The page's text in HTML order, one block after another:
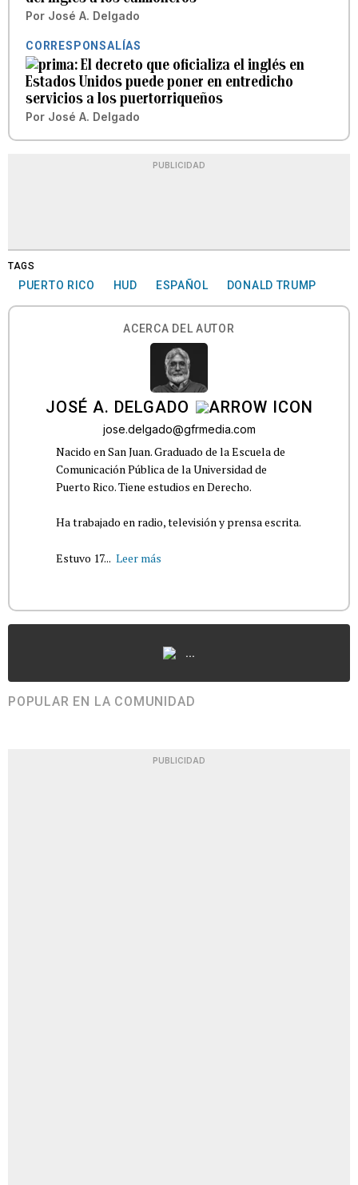
Por José A. Delgado
CORRESPONSALÍAS
El decreto que oficializa el inglés en
Estados Unidos puede poner en entredicho
servicios a los puertorriqueños
Por José A. Delgado
PUBLICIDAD
TAGS
PUERTO RICO HUD ESPAÑOL DONALD TRUMP
ACERCA DEL AUTOR
JOSÉ A. DELGADO
jose.delgado@gfrmedia.com
Nacido en San Juan. Graduado de la Escuela de
Comunicación Pública de la Universidad de
Puerto Rico. Tiene estudios en Derecho.
Ha trabajado en radio, televisión y prensa escrita.
Estuvo 17... Leer más
...
POPULAR EN LA COMUNIDAD
PUBLICIDAD